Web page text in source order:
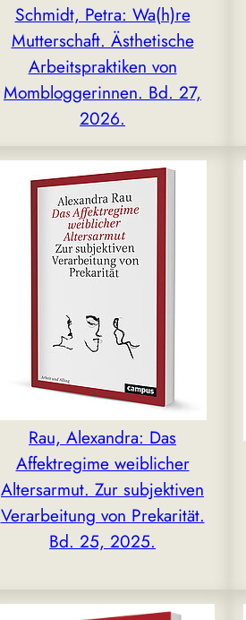
Schmidt, Petra: Wa(h)re
Mutterschaft. Ästhetische
Arbeitspraktiken von
Mombloggerinnen. Bd. 27,
2026.
Rau, Alexandra: Das
Affektregime weiblicher
Altersarmut. Zur subjektiven
Verarbeitung von Prekarität.
Bd. 25, 2025.